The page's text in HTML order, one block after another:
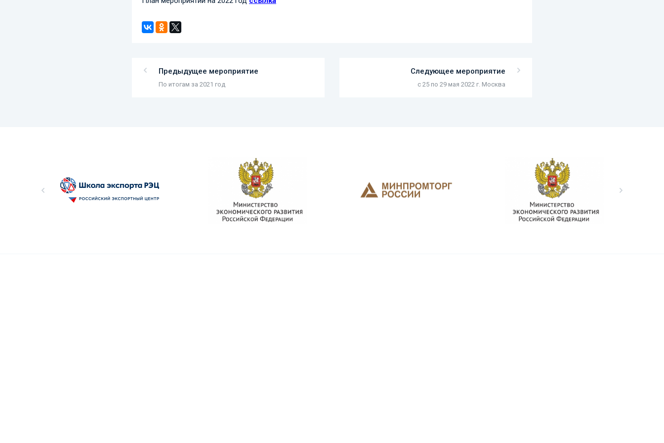
Предыдущее мероприятие
По итогам за 2021 год
Следующее мероприятие
с 25 по 29 мая 2022 г. Москва